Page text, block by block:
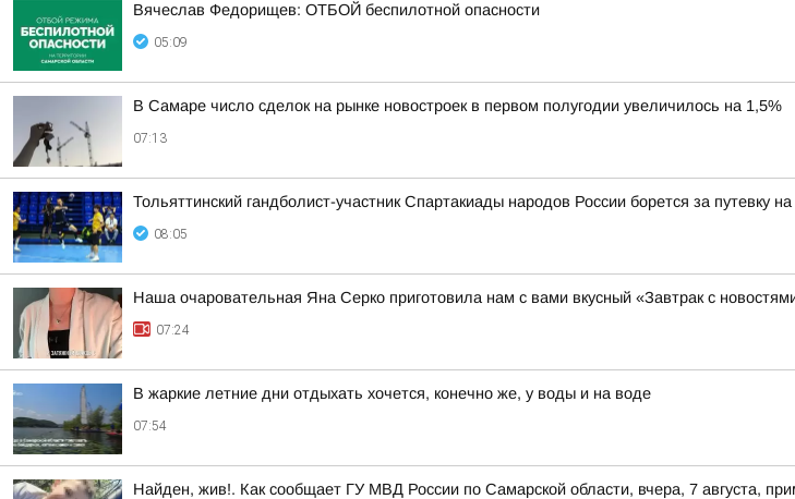
Вячеслав Федорищев: ОТБОЙ беспилотной опасности
05:09
В Самаре число сделок на рынке новостроек в первом полугодии увеличилось на 1,5%
07:13
Тольяттинский гандболист-участник Спартакиады народов России борется за путевку
08:05
Наша очаровательная Яна Серко приготовила нам с вами вкусный «Завтрак с
07:24
В жаркие летние дни отдыхать хочется, конечно же, у воды и на воде
07:54
Найден, жив!. Как сообщает ГУ МВД России по Самарской области, вчера, 7 августа,